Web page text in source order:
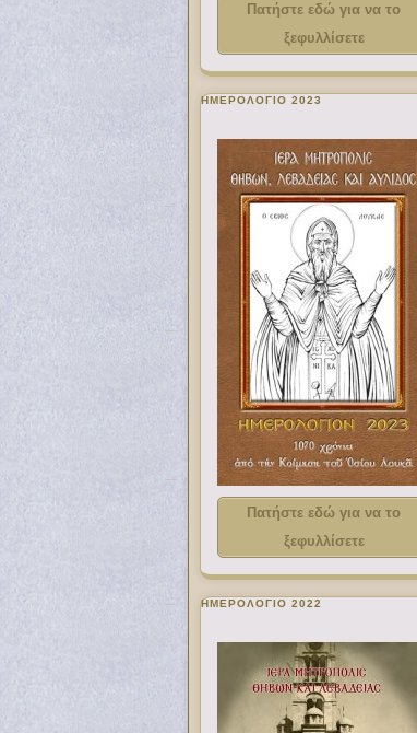
Πατήστε εδώ για να το
ξεφυλλίσετε
ΗΜΕΡΟΛΟΓΙΟ 2023
Πατήστε εδώ για να το
ξεφυλλίσετε
ΗΜΕΡΟΛΟΓΙΟ 2022